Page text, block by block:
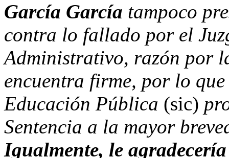
García García tampoco
contra lo fallado por el
Administrativo, razón por
encuentra firme, por lo
Educación Pública (sic)
Sentencia a la mayor
Igualmente, le